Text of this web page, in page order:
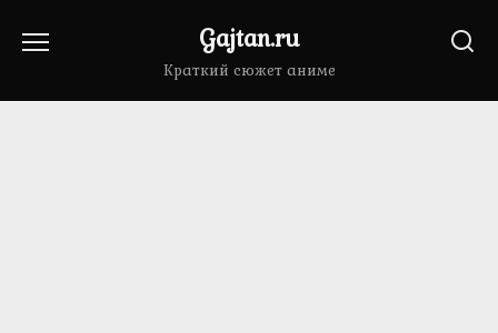
Gajtan.ru
Краткий сюжет аниме